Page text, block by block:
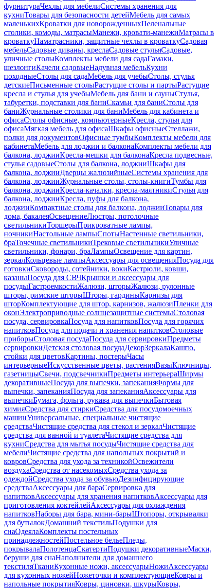
фурнитураЧехлы для мебелиСистемы хранения для
кухниТовары для безопасности детейМебель для самых
маленькихКроватки для новорожденныхПеленальные
столики, комоды, матрасыМанежи, кровати-манежиМатрасы в
кроваткуНаматрасники, защитные чехлы в кроваткуСадовая
мебельСадовые диваны, креслаСадовые стульяСадовые,
уличные столыКомплекты мебели для садаГамаки,
шезлонгиКачели садовыеНадувная мебельКухни
походныеСтолы для садаМебель для учебыСтолы, стулья
детскиеПисьменные столыРастущие столы и партыРастущие
кресла и стулья для учебыМебель для бани и сауныСтулья,
табуретки, подставки для баниСкамьи для баниСтолы для
баниЖурнальные столики для баниМебель для кабинета и
офисаСтолы офисные, компьютерныеКресла, стулья для
офисаМягкая мебель для офисаШкафы офисныеСтеллажи,
полки для документовОфисные тумбыКомплекты мебели для
кабинетаМебель для лоджии и балконаКомплекты мебели для
балкона, лоджииКресла-мешки для балконаКресла подвесные,
стулья садовыеСтолы для балкона, лоджииШкафы для
балкона, лоджииДверцы жалюзийныеСистемы хранения для
балкона, лоджииЖурнальные столы, столы-книгиТумбы для
балкона, лоджииКресла-качалки, кресла-маятникиСтулья для
балкона, лоджииКресла, пуфы для балкона,
лоджииКомпактные столы для балкона, лоджииТовары для
дома, бакалеяОсвещениеЛюстры, потолочные
светильникиТоршерыПрикроватные лампы,
ночникиНастольные лампыСпотыНастенные светильники,
браТочечные светильникиТрековые светильникиУличные
светильники, фонари, браЛампыОсвещение для картин,
зеркалКольцевые лампыАксессуары для освещенияПосуда для
готовкиСковороды, сотейники, вокиКастрюли, ковши,
казаныПосуда для СВЧКрышки и аксессуары для
посудыГастроемкостиЖалюзи, шторыЖалюзи, рулонные
шторы, римские шторыШторы, гардиныКарнизы для
шторКомплектующие для штор, карнизов, жалюзиПленки для
оконЭлектроприводные солнцезащитные системыСтоловая
посуда, сервировкаПосуда для напитковПосуда для горячих
напитковПосуда для подачи и хранения напитковСтоловые
приборыСтоловая посудаПосуда для сервировкиПредметы
сервировкиДетская столовая посудаДекорЗеркалаКашпо,
стойки для цветовКартины, постерыЧасы
интерьерныеИскусственные цветы, растенияВазыКлючницы,
газетницыСвечи, подсвечникиПредметы интерьераШирмы
декоративныеПосуда для выпечки, запеканияФормы для
выпечки, запеканияПосуда для запеканияАксессуары для
выпечкиБумага, фольга, рукава для выпечкиБытовая
химияСредства для стиркиСредства для посудомоечных
машинУниверсальные, специальные чистящие
средстваЧистящие средства для стекол и зеркалЧистящие
средства для ванной и туалетаЧистящие средства для
кухниСредства для мытья посудыЧистящие средства для
мебелиЧистящие средства для напольных покрытий и
ковровСредства для ухода за техникойОсвежители
воздухаСредства от насекомыхСредства ухода за
одеждойСредства ухода за обувьюДезинфицирующие
средстваАксессуары для бараСервировка для
напитковАксессуары для хранения напитковАксессуары для
приготовления коктейлейАксессуары для охлаждения
напитковНаборы для бара, мини-барыШтопоры, открывалки
для бутылокДомашний текстильПодушки для
снаОдеялаКомплекты постельных
принадлежностейПостельное бельеПледы,
покрывалаПолотенцаСкатертиПодушки декоративныеМаски,
беруши для снаНаполнители для домашнего
текстиляТканиКухонные ножи, аксессуарыНожиАксессуары
для кухонных ножейНожеточки и комплектующиеКовры и
напольные покрытияКовры, циновки, шкурыКовры,